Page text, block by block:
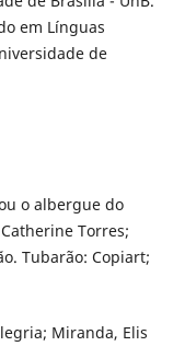
em Línguas
de
o albergue do
Torres;
Tubarão: Copiart;
Miranda, Elis